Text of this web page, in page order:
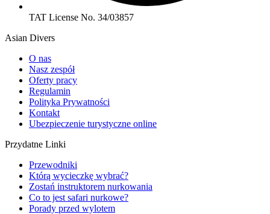
TAT License No. 34/03857
Asian Divers
O nas
Nasz zespół
Oferty pracy
Regulamin
Polityka Prywatności
Kontakt
Ubezpieczenie turystyczne online
Przydatne Linki
Przewodniki
Którą wycieczkę wybrać?
Zostań instruktorem nurkowania
Co to jest safari nurkowe?
Porady przed wylotem